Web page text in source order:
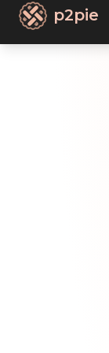
p2pie